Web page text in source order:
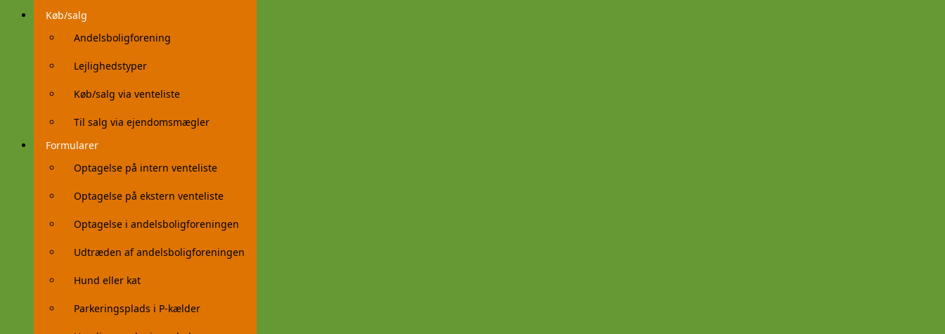
Køb/salg
Andelsboligforening
Lejlighedstyper
Køb/salg via venteliste
Til salg via ejendomsmægler
Formularer
Optagelse på intern venteliste
Optagelse på ekstern venteliste
Optagelse i andelsboligforeningen
Udtræden af andelsboligforeningen
Hund eller kat
Parkeringsplads i P-kælder